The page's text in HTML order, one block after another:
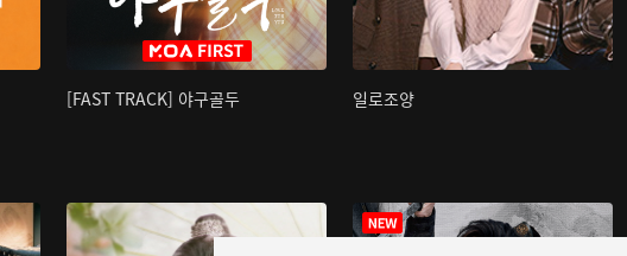
[FAST TRACK] 야구골두 일로조양